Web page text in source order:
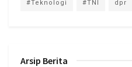
#Teknologi #TNI dpr
Arsip Berita